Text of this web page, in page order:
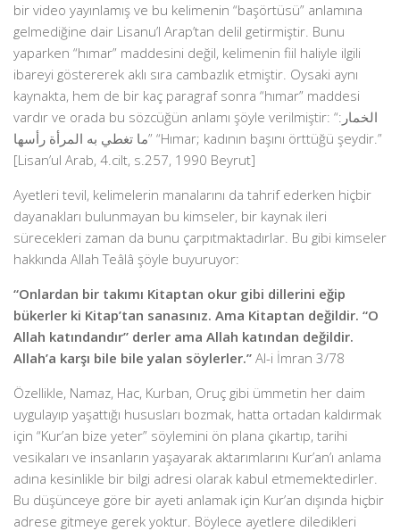
bir video yayınlamış ve bu kelimenin “başörtüsü” anlamına
gelmediğine dair Lisanu’l Arap’tan delil getirmiştir. Bunu
yaparken “hımar” maddesini değil, kelimenin fiil haliyle ilgili
ibareyi göstererek aklı sıra cambazlık etmiştir. Oysaki aynı
kaynakta, hem de bir kaç paragraf sonra “hımar” maddesi
vardır ve orada bu sözcüğün anlamı şöyle verilmiştir: “الخمار:
ما تغطي به المرأة رأسها” “Hımar; kadının başını örttüğü şeydir.”
[Lisan’ul Arab, 4.cilt, s.257, 1990 Beyrut]
Ayetleri tevil, kelimelerin manalarını da tahrif ederken hiçbir
dayanakları bulunmayan bu kimseler, bir kaynak ileri
sürecekleri zaman da bunu çarpıtmaktadırlar. Bu gibi kimseler
hakkında Allah Teâlâ şöyle buyuruyor:
“Onlardan bir takımı Kitaptan okur gibi dillerini eğip
bükerler ki Kitap’tan sanasınız. Ama Kitaptan değildir. “O
Allah katındandır” derler ama Allah katından değildir.
Allah’a karşı bile bile yalan söylerler.” Al-i İmran 3/78
Özellikle, Namaz, Hac, Kurban, Oruç gibi ümmetin her daim
uygulayıp yaşattığı hususları bozmak, hatta ortadan kaldırmak
için “Kur’an bize yeter” söylemini ön plana çıkartıp, tarihi
vesikaları ve insanların yaşayarak aktarımlarını Kur’an’ı anlama
adına kesinlikle bir bilgi adresi olarak kabul etmemektedirler.
Bu düşünceye göre bir ayeti anlamak için Kur’an dışında hiçbir
adrese gitmeye gerek yoktur. Böylece ayetlere diledikleri